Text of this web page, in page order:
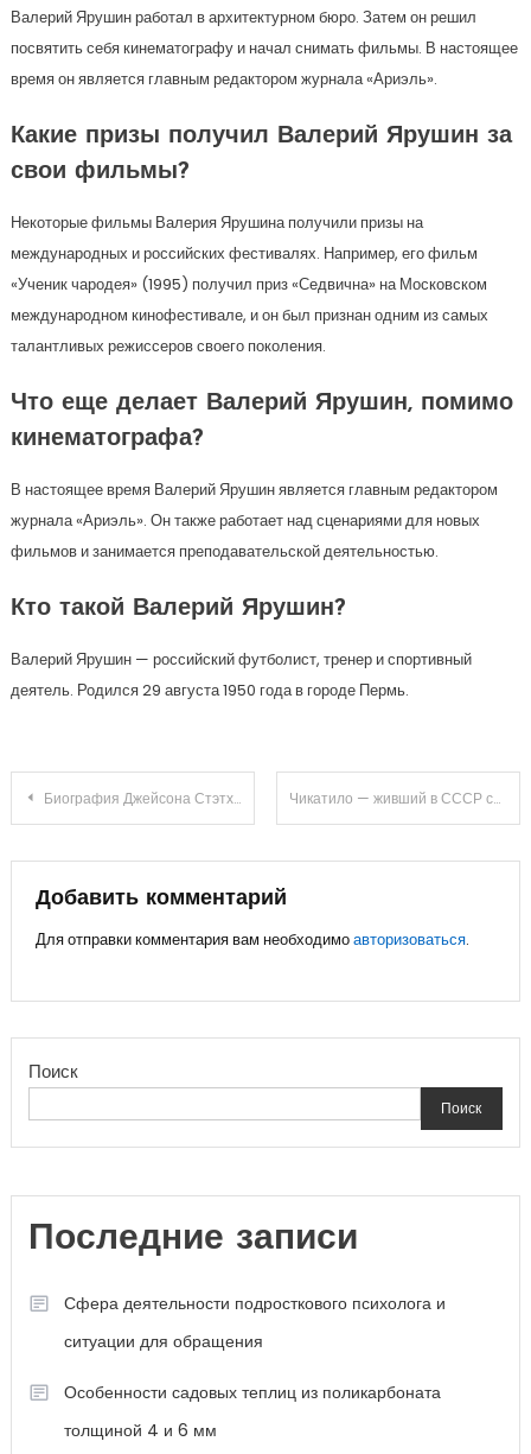
Валерий Ярушин работал в архитектурном бюро. Затем он решил
посвятить себя кинематографу и начал снимать фильмы. В настоящее
время он является главным редактором журнала «Ариэль».
Какие призы получил Валерий Ярушин за
свои фильмы?
Некоторые фильмы Валерия Ярушина получили призы на
международных и российских фестивалях. Например, его фильм
«Ученик чародея» (1995) получил приз «Седвична» на Московском
международном кинофестивале, и он был признан одним из самых
талантливых режиссеров своего поколения.
Что еще делает Валерий Ярушин, помимо
кинематографа?
В настоящее время Валерий Ярушин является главным редактором
журнала «Ариэль». Он также работает над сценариями для новых
фильмов и занимается преподавательской деятельностью.
Кто такой Валерий Ярушин?
Валерий Ярушин — российский футболист, тренер и спортивный
деятель. Родился 29 августа 1950 года в городе Пермь.
Навигация
по
записям
Биография Джейсона Стэтхэма — увлекательный рассказ о жизни и карьере легендарного актера и боеца Чикатило — живший в СССР серийный убийца — Вся правда о его жизни, биография, википедия, фото
Добавить комментарий
Для отправки комментария вам необходимоавторизоваться.
Поиск
Поиск
Последние записи
Сфера деятельности подросткового психолога и
ситуации для обращения
Особенности садовых теплиц из поликарбоната
толщиной 4 и 6 мм